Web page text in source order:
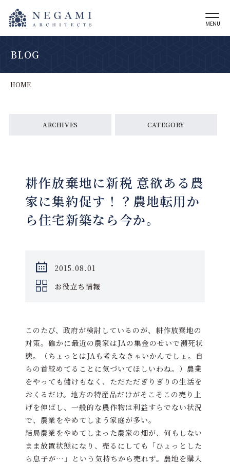
MENU
BLOG
HOME
ARCHIVES CATEGORY
耕作放棄地に新税 意欲ある農
家に集約促す！？農地転用か
ら住宅新築なら今か。
2015.08.01
お役立ち情報
このたび、政府が検討しているのが、耕作放棄地の
対策。確かに最近の農家はJAの集金のせいで瀕死状
態。（ちょっとはJAも考えなきゃいかんでしょ。自
らの首絞めてることに気づいてほしいわね。）農業
をやっても儲けもなく、ただただぎりぎりの生活を
おくるだけ。地方の特産品だけがそこそこの売り上
げを伸ばし、一般的な農作物は利益すらでない状況
で、農業をやめてしまう家庭が多い。
結局農業をやめてしまった農家の畑が、何もしない
まま放置状態になり、売るにしても「ひょっとした
ら息子が…」という気持ちから売れず。農地を購入